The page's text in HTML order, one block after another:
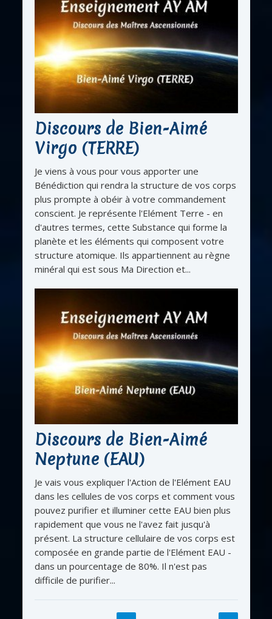
Discours de Bien-Aimé
Virgo (TERRE)
Je viens à vous pour vous apporter une
Bénédiction qui rendra la structure de vos corps
plus prompte à obéir à votre commandement
conscient. Je représente l'Elément Terre - en
d'autres termes, cette Substance qui forme la
planète et les éléments qui composent votre
structure atomique. Ils appartiennent au règne
minéral qui est sous Ma Direction et...
Discours de Bien-Aimé
Neptune (EAU)
Je vais vous expliquer l'Action de l'Elément EAU
dans les cellules de vos corps et comment vous
pouvez purifier et illuminer cette EAU bien plus
rapidement que vous ne l'avez fait jusqu'à
présent. La structure cellulaire de vos corps est
composée en grande partie de l'Elément EAU -
dans un pourcentage de 80%. Il n'est pas
difficile de purifier...